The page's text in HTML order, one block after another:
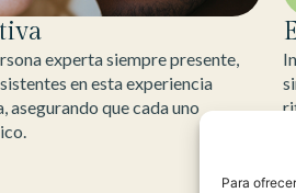
Para
experta siempre presente,
en esta experiencia
que cada uno